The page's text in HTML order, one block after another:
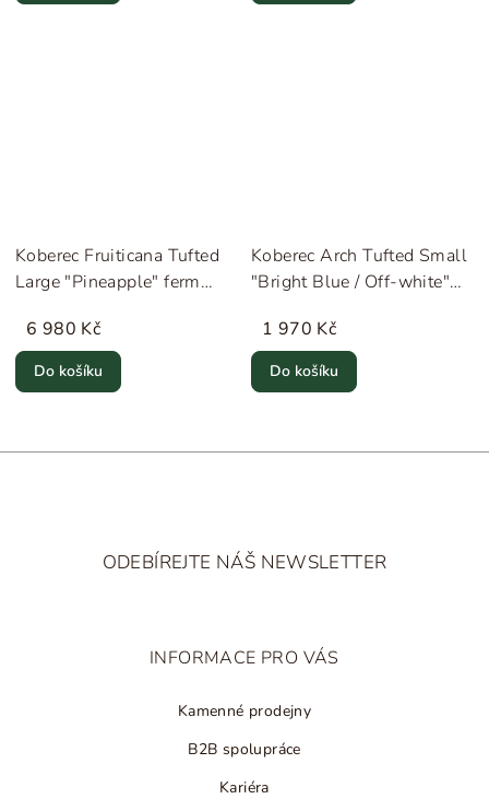
Koberec Fruiticana Tufted
Large "Pineapple" ferm
6 980 Kč
Do košíku
Koberec Arch Tufted Small
"Bright Blue / Off-white"
1 970 Kč
Do košíku
ODEBÍREJTE NÁŠ NEWSLETTER
INFORMACE PRO VÁS
Kamenné prodejny
B2B spolupráce
Kariéra